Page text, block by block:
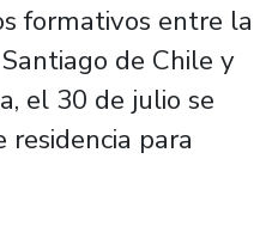
formativos entre la
de Chile y
el 30 de julio se
para